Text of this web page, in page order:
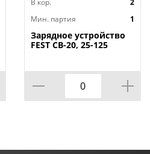
В кор.
2
Мин. партия
1
Зарядное устройство
FEST CB-20, 25-125